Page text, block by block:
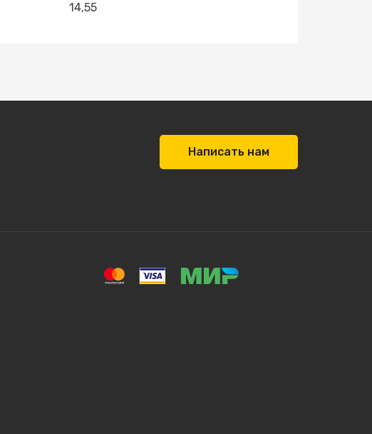
14,55
Написать нам